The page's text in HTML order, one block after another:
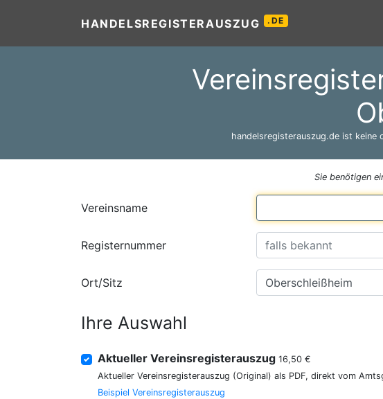
HANDELSREGISTERAUSZUG .DE
handelsregisterauszug.de ist keine
Sie benötigen
Vereinsname
Registernummer
Ort/Sitz
Ihre Auswahl
Aktueller Vereinsregisterauszug 16,50 €
Aktueller Vereinsregisterauszug (Original) als PDF, direkt vom
Beispiel Vereinsregisterauszug